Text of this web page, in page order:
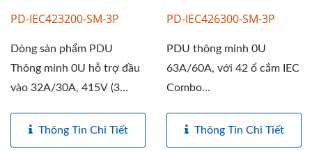
PD-IEC423200-SM-3P
Dòng sản phẩm PDU
Thông minh 0U hỗ trợ đầu
vào 32A/30A, 415V (3
Thông Tin Chi Tiết
PD-IEC426300-SM-3P
PDU thông minh 0U
63A/60A, với 42 ổ cắm IEC
Combo
thiết...Thông Tin Chi Tiết